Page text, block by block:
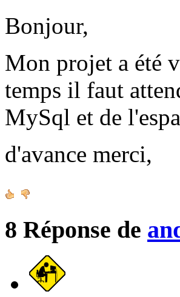
Bonjour,
Mon projet a été
temps il faut
MySql et de
d'avance merci,
8 Réponse de